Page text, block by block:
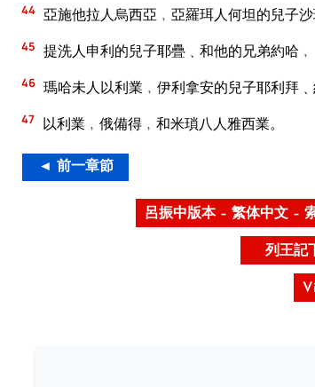
44 亞施他拉人烏西亞﹐亞羅珥人何坦的兒子沙
45 提洗人申利的兒子耶疊﹑和他的兄弟約哈﹐
46 瑪哈未人以利業﹐伊利拿安的兒子耶利拜
47 以利業﹐俄備得﹐和米瑣八人雅西業。
◄ 前一章節
呂振中版本 – 繁体中文 –
列王記